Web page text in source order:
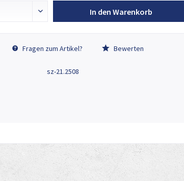
In den Warenkorb
Fragen zum Artikel? Bewerten
sz-21.2508